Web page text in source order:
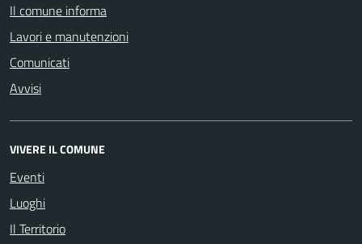
Il comune informa
Lavori e manutenzioni
Comunicati
Avvisi
VIVERE IL COMUNE
Eventi
Luoghi
Il Territorio